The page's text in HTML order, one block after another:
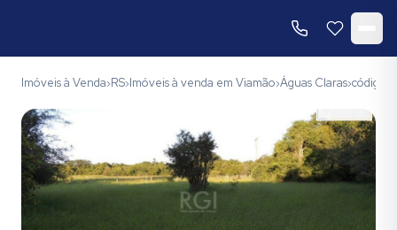
Imóveis à Venda›RS›Imóveis à venda em Viamão›Águas Claras›código